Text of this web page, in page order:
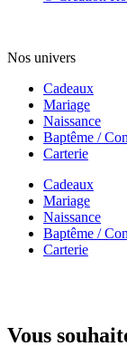
Nos univers
Cadeaux
Mariage
Naissance
Baptême /
Carterie
Cadeaux
Mariage
Naissance
Baptême /
Carterie
Vous